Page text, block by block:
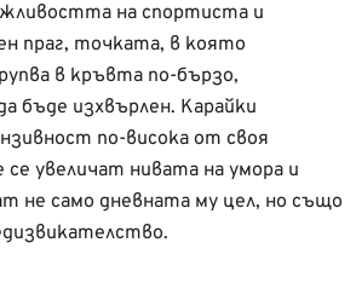
на спортиста и
праг, точката, в която
в кръвта по-бързо,
бъде изхвърлен. Карайки
по-висока от своя
увеличат нивата на умора и
не само дневната му цел, но също